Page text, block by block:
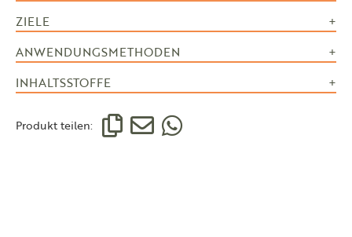
ZIELE
ANWENDUNGSMETHODEN
INHALTSSTOFFE
Produkt teilen: